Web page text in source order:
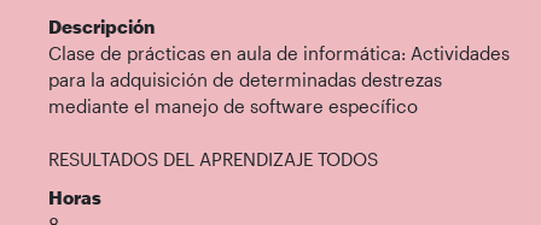
Descripción
Clase de prácticas en aula de informática: Actividades
para la adquisición de determinadas destrezas
mediante el manejo de software específico
RESULTADOS DEL APRENDIZAJE TODOS
Horas